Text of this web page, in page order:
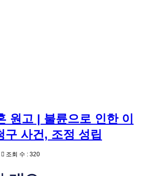
원고 | 불륜으로 인한 이
구 사건, 조정 성립
조회 수 : 320